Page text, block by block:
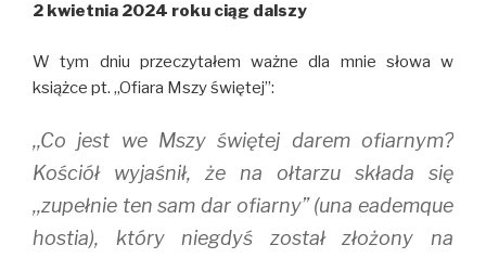
O
n
s
i
n
w
w
i
n
o
)
(
e
n
s
i
e
w
w
i
n
d
w
p
s
i
n
n
w
i
n
d
w
2 kwietnia 2024 roku ciąg dalszy
W tym dniu przeczytałem ważne dla mnie słowa w
książce pt. ,,Ofiara Mszy świętej”:
,,Co jest we Mszy świętej darem ofiarnym?
Kościół wyjaśnił, że na ołtarzu składa się
,,zupełnie ten sam dar ofiarny” (una eademque
hostia), który niegdyś został złożony na